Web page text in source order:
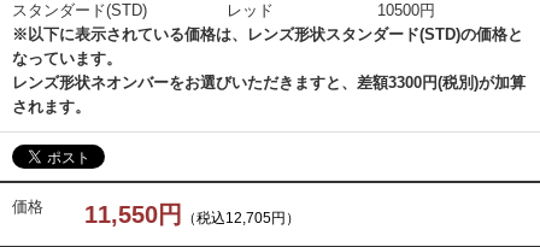
スタンダード(STD)
レッド
10500円
※以下に表示されている価格は、レンズ形状スタンダード(STD)の価格と
なっています。
レンズ形状ネオンバーをお選びいただきますと、差額3300円(税別)が加算
されます。
価格 11,550円 （税込12,705円）